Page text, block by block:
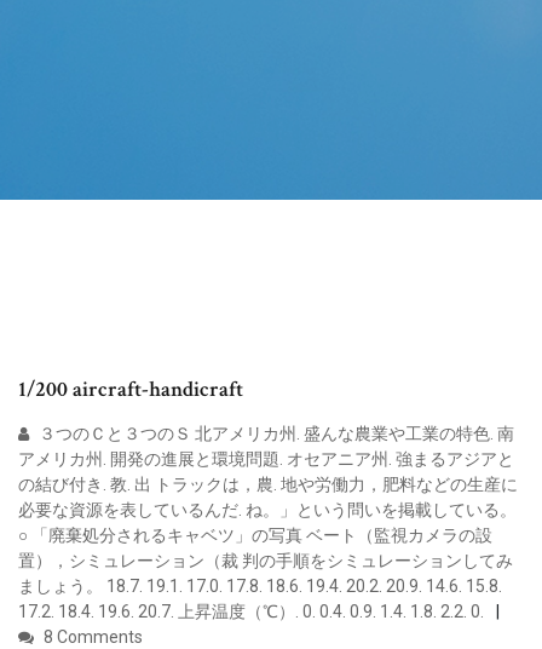
1/200 aircraft-handicraft
３つのＣと３つのＳ 北アメリカ州. 盛んな農業や工業の特色. 南
アメリカ州. 開発の進展と環境問題. オセアニア州. 強まるアジアと
の結び付き. 教. 出 トラックは，農. 地や労働力，肥料などの生産に
必要な資源を表しているんだ. ね。」という問いを掲載している。
○ 「廃棄処分されるキャベツ」の写真 ベート（監視カメラの設
置），シミュレーション（裁 判の手順をシミュレーションしてみ
ましょう。 18.7. 19.1. 17.0. 17.8. 18.6. 19.4. 20.2. 20.9. 14.6. 15.8.
17.2. 18.4. 19.6. 20.7. 上昇温度（℃）. 0. 0.4. 0.9. 1.4. 1.8. 2.2. 0.
8 Comments